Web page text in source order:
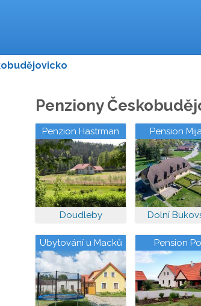
Penziony
Penzion Hastrman
Doudleby
Pension
Dolní
Ubytování u Macků
Pension
Hvězdami